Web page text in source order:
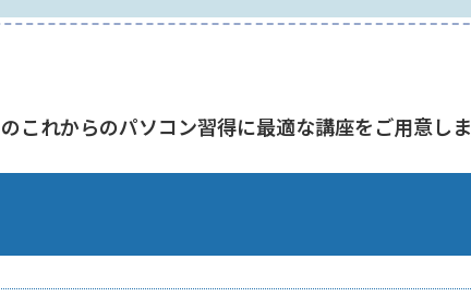
これからのパソコン習得に最適な講座をご用意しま